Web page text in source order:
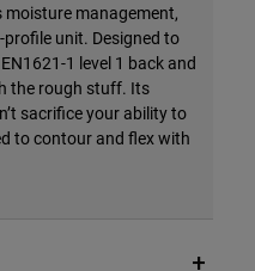
moisture management,
unit. Designed to
1 level 1 back and
the rough stuff. Its
sacrifice your ability to
to contour and flex with